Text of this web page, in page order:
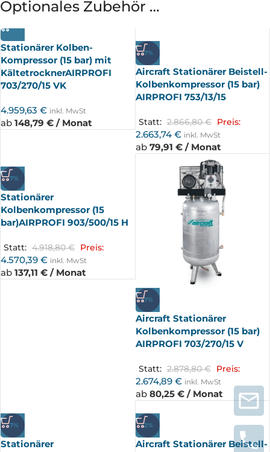
Optionales Zubehör …
Stationärer Kolben-
Kompressor (15 bar) mit
KältetrocknerAIRPROFI
703/270/15 VK
4.959,63 € inkl. MwSt
ab 148,79 € / Monat
-7%
Aircraft Stationärer Beistell-
Kolbenkompressor (15 bar)
AIRPROFI 753/13/15
Statt: 2.866,80€ Preis:
2.663,74 € inkl. MwSt
ab 79,91 € / Monat
-7%
Stationärer
Kolbenkompressor (15
bar)AIRPROFI 903/500/15 H
Statt: 4.918,80€ Preis:
4.570,39 € inkl. MwSt
ab 137,11 € / Monat
-7%
Aircraft Stationärer
Kolbenkompressor (15 bar)
AIRPROFI 703/270/15 V
Statt: 2.878,80€ Preis:
2.674,89 € inkl. MwSt
ab 80,25 € / Monat
-7%
Stationärer
-2%
Aircraft Stationärer Beistell-